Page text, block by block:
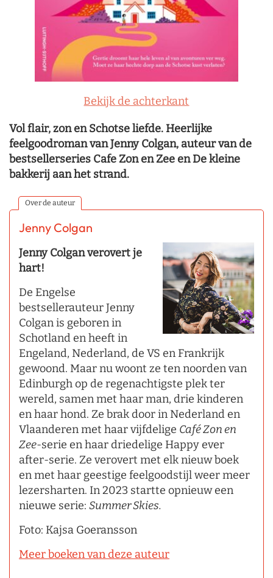
Bekijk de achterkant
Vol flair, zon en Schotse liefde. Heerlijke
feelgoodroman van Jenny Colgan, auteur van de
bestsellerseries Cafe Zon en Zee en De kleine
bakkerij aan het strand.
Over de auteur
Jenny Colgan
Jenny Colgan verovert je
hart!
De Engelse
bestsellerauteur Jenny
Colgan is geboren in
Schotland en heeft in
Engeland, Nederland, de VS en Frankrijk
gewoond. Maar nu woont ze ten noorden van
Edinburgh op de regenachtigste plek ter
wereld, samen met haar man, drie kinderen
en haar hond. Ze brak door in Nederland en
Vlaanderen met haar vijfdelige Café Zon en
Zee-serie en haar driedelige Happy ever
after-serie. Ze verovert met elk nieuw boek
en met haar geestige feelgoodstijl weer meer
lezersharten. In 2023 startte opnieuw een
nieuwe serie: Summer Skies.
Foto: Kajsa Goeransson
Meer boeken van deze auteur